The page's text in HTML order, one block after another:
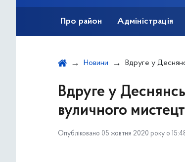
Про район Адміністрація
Новини Вдруге у Деснянському
Вдруге у
вуличного
Опубліковано 05 жовтня 2020 року о